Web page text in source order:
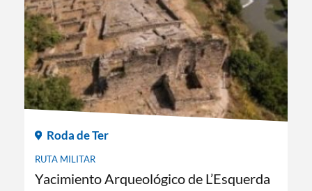
Roda de Ter
RUTA MILITAR
Yacimiento Arqueológico de L’Esquerda